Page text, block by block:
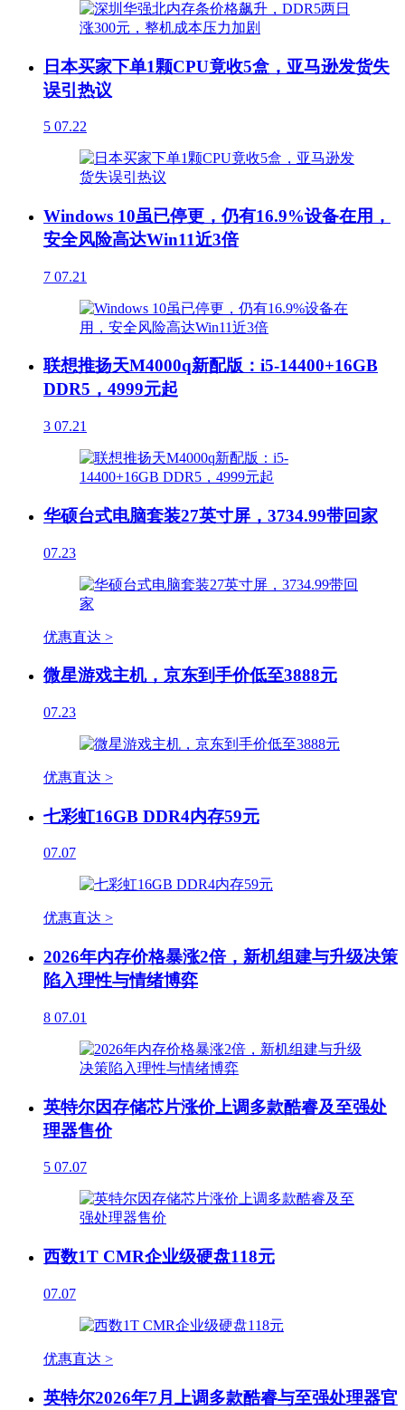
日本买家下单1颗CPU竟收5盒，亚马逊发货失
误引热议
5 07.22
Windows 10虽已停更，仍有16.9%设备在用，
安全风险高达Win11近3倍
7 07.21
联想推扬天M4000q新配版：i5-14400+16GB
DDR5，4999元起
3 07.21
华硕台式电脑套装27英寸屏，3734.99带回家
07.23
优惠直达 >
微星游戏主机，京东到手价低至3888元
07.23
优惠直达 >
七彩虹16GB DDR4内存59元
07.07
优惠直达 >
2026年内存价格暴涨2倍，新机组建与升级决策
陷入理性与情绪博弈
8 07.01
英特尔因存储芯片涨价上调多款酷睿及至强处
理器售价
5 07.07
西数1T CMR企业级硬盘118元
07.07
优惠直达 >
英特尔2026年7月上调多款酷睿与至强处理器官